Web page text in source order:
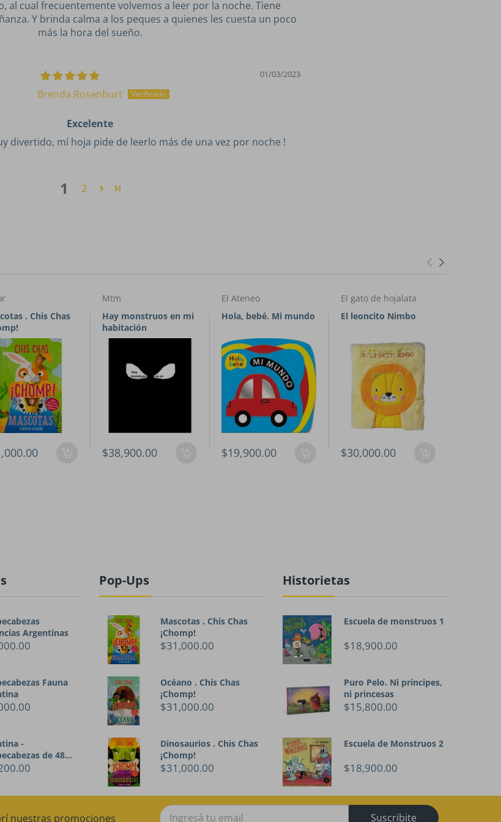
al cual frecuentemente volvemos a leer por la noche. Tiene
Y brinda calma a los peques a quienes les cuesta un poco
más la hora del sueño.
01/03/2023
Brenda Rosenburt
Excelente
divertido, mí hoja pide de leerlo más de una vez por noche !
1 2
. Chis Chas
Mtm
Hay monstruos en mi
habitación
$38,900.00
El Ateneo
Hola, bebé. Mi mundo
$19,900.00
El gato de hojalata
El leoncito Nimbo
$30,000.00
Argentinas
Fauna
-
de 48
Pop-Ups
Mascotas . Chis Chas
¡Chomp!
$31,000.00
Océano . Chis Chas
¡Chomp!
$31,000.00
Dinosaurios . Chis Chas
¡Chomp!
$31,000.00
Historietas
Escuela de monstruos 1
$18,900.00
Puro Pelo. Ni principes,
ni princesas
$15,800.00
Escuela de Monstruos 2
$18,900.00
nuestras promociones Suscribite